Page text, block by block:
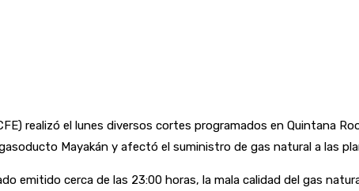
realizó el lunes diversos cortes programados en Quintana
Mayakán y afectó el suministro de gas natural a las
emitido cerca de las 23:00 horas, la mala calidad del gas